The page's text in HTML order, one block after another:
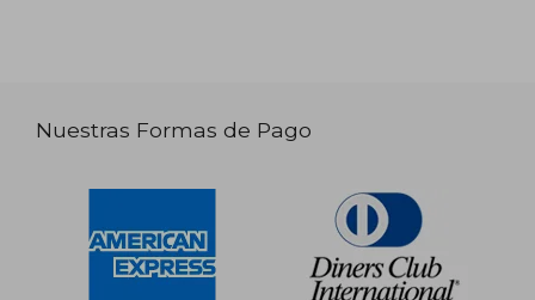
Nuestras Formas de Pago